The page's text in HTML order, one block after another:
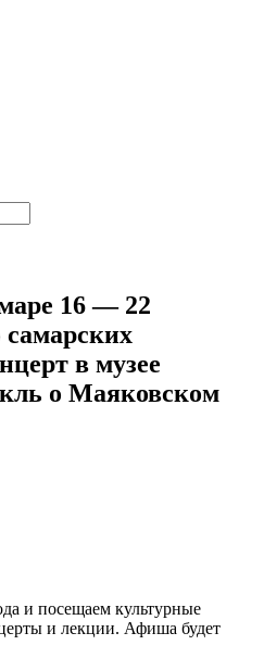
16 — 22
самарских
в музее
о Маяковском
и посещаем культурные
и лекции. Афиша будет